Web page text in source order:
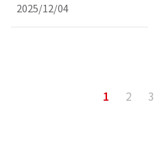
2025/12/04
1 2 3